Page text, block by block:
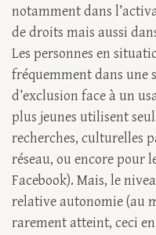
notamment dans
de droits mais aussi
Les personnes en
fréquemment dans une
d’exclusion face à un
plus jeunes utilisent
recherches, culturelles
réseau, ou encore pour
Facebook). Mais, le
relative autonomie (au
rarement atteint, ceci